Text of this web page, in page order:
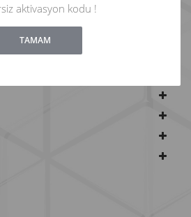
aktivasyon kodu !
! Not valid!
TAMAM